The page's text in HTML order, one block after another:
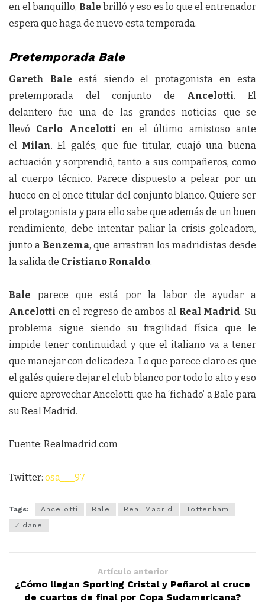
en el banquillo, Bale brilló y eso es lo que el entrenador
espera que haga de nuevo esta temporada.
Pretemporada Bale
Gareth Bale está siendo el protagonista en esta
pretemporada del conjunto de Ancelotti. El
delantero fue una de las grandes noticias que se
llevó Carlo Ancelotti en el último amistoso ante
el Milan. El galés, que fue titular, cuajó una buena
actuación y sorprendió, tanto a sus compañeros, como
al cuerpo técnico. Parece dispuesto a pelear por un
hueco en el once titular del conjunto blanco. Quiere ser
el protagonista y para ello sabe que además de un buen
rendimiento, debe intentar paliar la crisis goleadora,
junto a Benzema, que arrastran los madridistas desde
la salida de Cristiano Ronaldo.
Bale parece que está por la labor de ayudar a
Ancelotti en el regreso de ambos al Real Madrid. Su
problema sigue siendo su fragilidad física que le
impide tener continuidad y que el italiano va a tener
que manejar con delicadeza. Lo que parece claro es que
el galés quiere dejar el club blanco por todo lo alto y eso
quiere aprovechar Ancelotti que ha ‘fichado’ a Bale para
su Real Madrid.
Fuente: Realmadrid.com
Twitter: osa___97
Tags: Ancelotti Bale Real Madrid
Tottenham
Zidane
Artículo anterior
¿Cómo llegan Sporting Cristal y Peñarol al cruce
de cuartos de final por Copa Sudamericana?